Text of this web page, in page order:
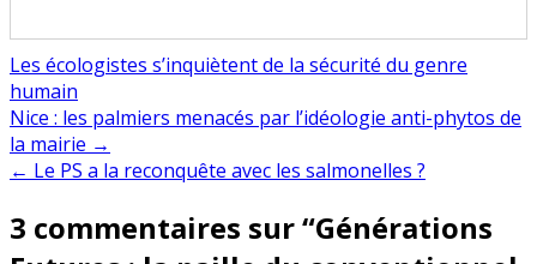
Les écologistes s’inquiètent de la sécurité du genre
humain
Navigation
de
Nice : les palmiers menacés par l’idéologie anti-phytos de
la mairie →
← Le PS a la reconquête avec les salmonelles ?
3 commentaires sur “Générations